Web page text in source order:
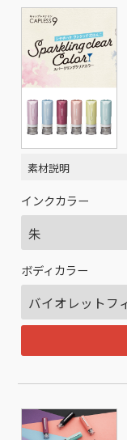
素材説明
インクカラー
ボディカラー